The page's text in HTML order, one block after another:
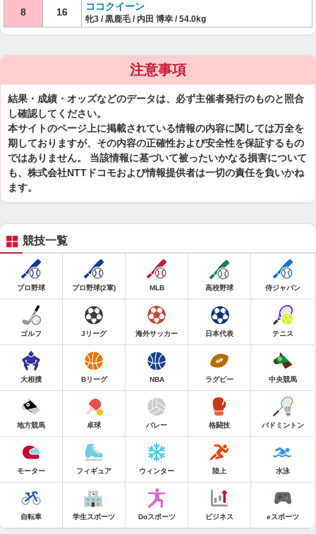
8 16 ココクイーン
牝3 / 黒鹿毛 / 内田 博幸 / 54.0kg
注意事項
結果・成績・オッズなどのデータは、必ず主催者発行のものと照合
し確認してください。
本サイトのページ上に掲載されている情報の内容に関しては万全を
期しておりますが、その内容の正確性および安全性を保証するもの
ではありません。 当該情報に基づいて被ったいかなる損害について
も、株式会社NTTドコモおよび情報提供者は一切の責任を負いかね
ます。
競技一覧
プロ野球 プロ野球(2軍) MLB 高校野球 侍ジャパン
ゴルフ Jリーグ 海外サッカー 日本代表 テニス
大相撲 Bリーグ NBA ラグビー 中央競馬
地方競馬 卓球 バレー 格闘技 バドミントン
モーター フィギュア ウィンター 陸上 水泳
自転車 学生スポーツ Doスポーツ ビジネス eスポーツ